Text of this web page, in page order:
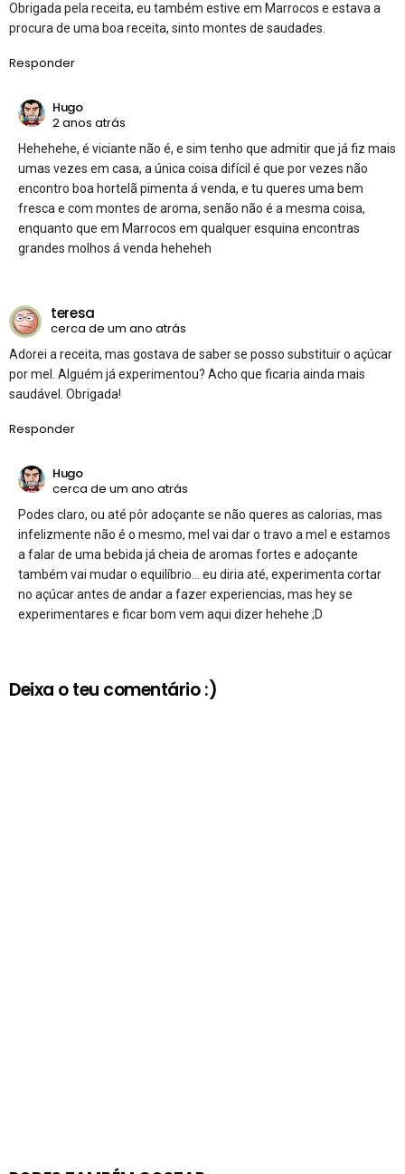
Obrigada pela receita, eu também estive em Marrocos e estava a
procura de uma boa receita, sinto montes de saudades.
Responder
Hugo
2 anos atrás
Hehehehe, é viciante não é, e sim tenho que admitir que já fiz mais
umas vezes em casa, a única coisa difícil é que por vezes não
encontro boa hortelã pimenta á venda, e tu queres uma bem
fresca e com montes de aroma, senão não é a mesma coisa,
enquanto que em Marrocos em qualquer esquina encontras
grandes molhos á venda heheheh
teresa
cerca de um ano atrás
Adorei a receita, mas gostava de saber se posso substituir o açúcar
por mel. Alguém já experimentou? Acho que ficaria ainda mais
saudável. Obrigada!
Responder
Hugo
cerca de um ano atrás
Podes claro, ou até pôr adoçante se não queres as calorias, mas
infelizmente não é o mesmo, mel vai dar o travo a mel e estamos
a falar de uma bebida já cheia de aromas fortes e adoçante
também vai mudar o equilíbrio… eu diria até, experimenta cortar
no açúcar antes de andar a fazer experiencias, mas hey se
experimentares e ficar bom vem aqui dizer hehehe ;D
Deixa o teu comentário :)